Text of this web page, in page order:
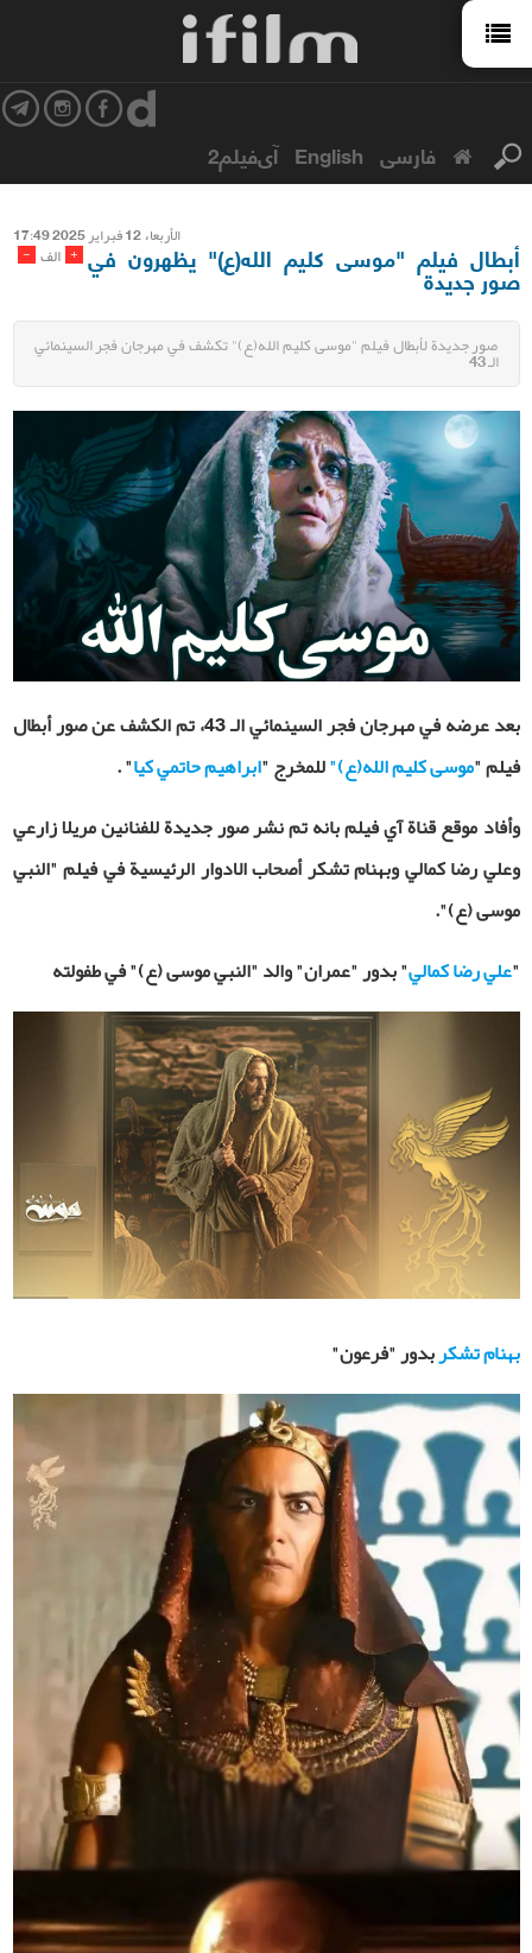
فارسی English آی‌فیلم2
الأربعاء 12 فبرایر 2025 17:49
- الف + أبطال فيلم "موسى كليم الله(ع)" يظهرون في
صور جديدة
صور جديدة لأبطال فيلم "موسى كليم الله(ع)" تكشف في مهرجان فجر السينمائي
الـ 43
بعد عرضه في مهرجان فجر السينمائي الـ 43، تم الكشف عن صور أبطال
فيلم "موسى كليم الله(ع)"للمخرج "ابراهيم حاتمي كيا" .
وأفاد موقع قناة آي فيلم بانه تم نشر صور جديدة للفنانين مريلا زارعي
وعلي رضا كمالي وبهنام تشكر أصحاب الادوار الرئيسية في فيلم "النبي
موسى (ع)".
"علي رضا کمالي" بدور "عمران" والد "النبي موسى (ع)" في طفولته
بهنام تشكربدور "فرعون"